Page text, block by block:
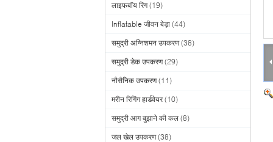
लाइफबॉय रिंग (19)
Inflatable जीवन बेड़ा (44)
समुद्री अग्निशमन उपकरण (38)
समुद्री डेक उपकरण (29)
नौसैनिक उपकरण (11)
मरीन रिगिंग हार्डवेयर (10)
समुद्री आग बुझाने की कल (8)
जल खेल उपकरण (38)